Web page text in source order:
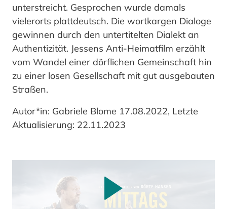
unterstreicht. Gesprochen wurde damals
vielerorts plattdeutsch. Die wortkargen Dialoge
gewinnen durch den untertitelten Dialekt an
Authentizität. Jessens Anti-Heimatfilm erzählt
vom Wandel einer dörflichen Gemeinschaft hin
zu einer losen Gesellschaft mit gut ausgebauten
Straßen.
Autor*in: Gabriele Blome 17.08.2022, Letzte
Aktualisierung: 22.11.2023